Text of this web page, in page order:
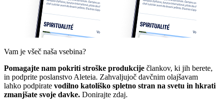
Vam je všeč naša vsebina?
Pomagajte nam pokriti stroške produkcije člankov, ki jih berete,
in podprite poslanstvo Aleteia. Zahvaljujoč davčnim olajšavam
lahko podpirate vodilno katoliško spletno stran na svetu in hkrati
zmanjšate svoje davke. Donirajte zdaj.